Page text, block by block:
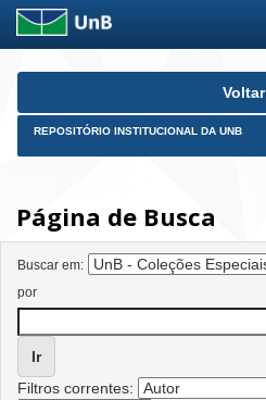
Skip
Voltar
REPOSITÓRIO INSTITUCIONAL DA UNB
Página de Busca
Buscar em:
por
Filtros correntes: